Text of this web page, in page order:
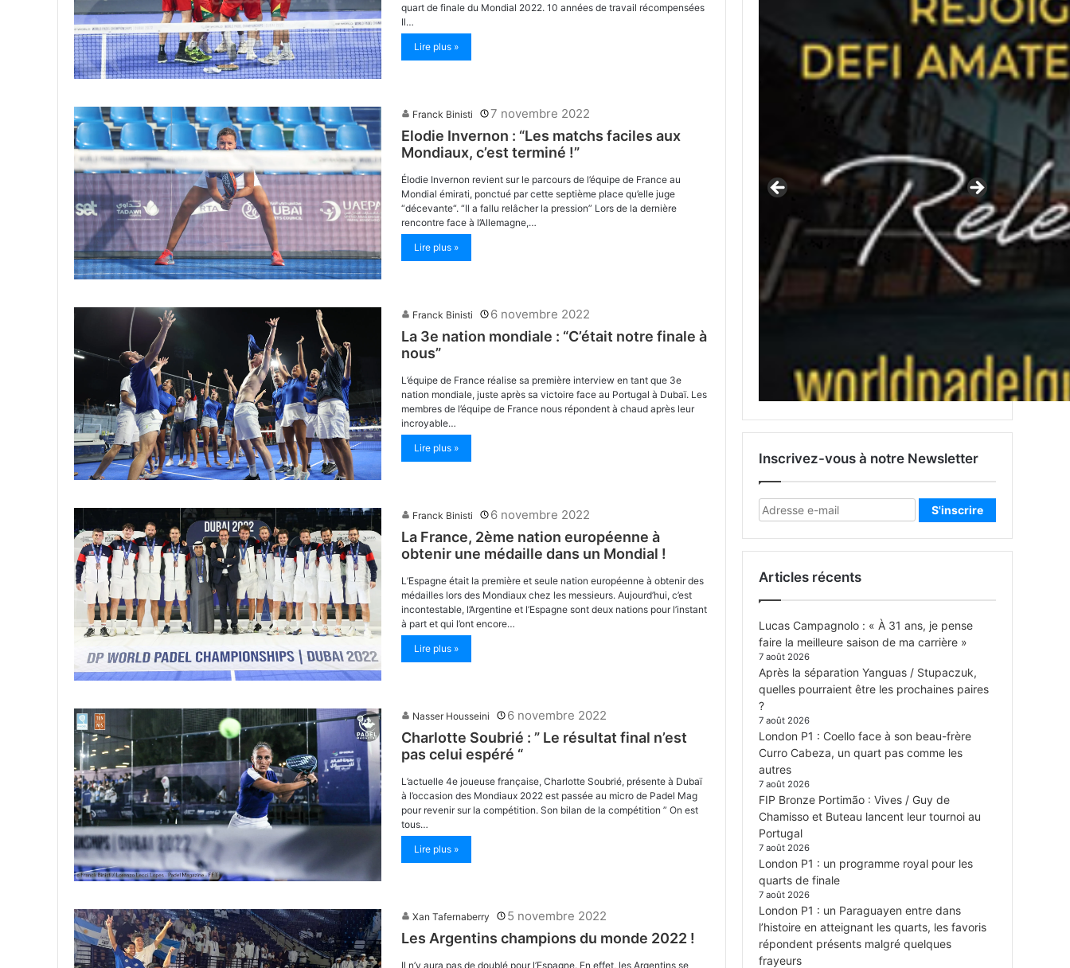
quart de finale du Mondial 2022. 10 années de travail récompensées
Il…
Lire plus »
Franck Binisti 7 novembre 2022
Elodie Invernon : “Les matchs faciles aux
Mondiaux, c’est terminé !”
Élodie Invernon revient sur le parcours de l’équipe de France au
Mondial émirati, ponctué par cette septième place qu’elle juge
“décevante“. “Il a fallu relâcher la pression” Lors de la dernière
rencontre face à l’Allemagne,…
Lire plus »
Franck Binisti 6 novembre 2022
La 3e nation mondiale : “C’était notre finale à
nous”
L’équipe de France réalise sa première interview en tant que 3e
nation mondiale, juste après sa victoire face au Portugal à Dubaï. Les
membres de l’équipe de France nous répondent à chaud après leur
incroyable…
Lire plus »
Franck Binisti 6 novembre 2022
La France, 2ème nation européenne à
obtenir une médaille dans un Mondial !
L’Espagne était la première et seule nation européenne à obtenir des
médailles lors des Mondiaux chez les messieurs. Aujourd’hui, c’est
incontestable, l’Argentine et l’Espagne sont deux nations pour l’instant
à part et qui l’ont encore…
Lire plus »
Nasser Housseini 6 novembre 2022
Charlotte Soubrié : ” Le résultat final n’est
pas celui espéré “
L’actuelle 4e joueuse française, Charlotte Soubrié, présente à Dubaï
à l’occasion des Mondiaux 2022 est passée au micro de Padel Mag
pour revenir sur la compétition. Son bilan de la compétition ” On est
tous…
Lire plus »
Xan Tafernaberry 5 novembre 2022
Les Argentins champions du monde 2022 !
Il n’y aura pas de doublé pour l’Espagne. En effet, les Argentins se
Inscrivez-vous à notre Newsletter
Articles récents
Lucas Campagnolo : « À 31 ans, je pense
faire la meilleure saison de ma carrière »
7 août 2026
Après la séparation Yanguas / Stupaczuk,
quelles pourraient être les prochaines paires
?
7 août 2026
London P1 : Coello face à son beau-frère
Curro Cabeza, un quart pas comme les
autres
7 août 2026
FIP Bronze Portimão : Vives / Guy de
Chamisso et Buteau lancent leur tournoi au
Portugal
7 août 2026
London P1 : un programme royal pour les
quarts de finale
7 août 2026
London P1 : un Paraguayen entre dans
l’histoire en atteignant les quarts, les favoris
répondent présents malgré quelques
frayeurs